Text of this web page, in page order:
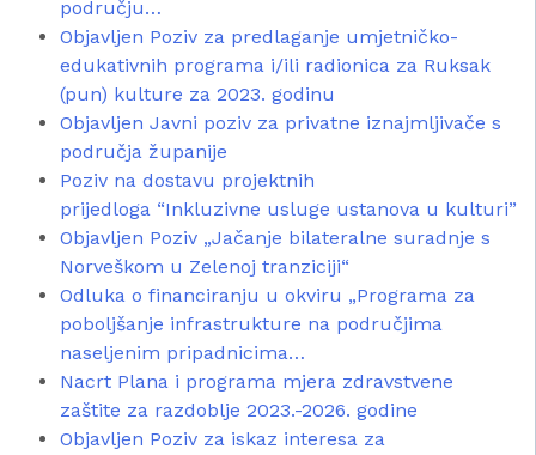
području…
Objavljen Poziv za predlaganje umjetničko-
edukativnih programa i/ili radionica za Ruksak
(pun) kulture za 2023. godinu
Objavljen Javni poziv za privatne iznajmljivače s
područja županije
Poziv na dostavu projektnih
prijedloga “Inkluzivne usluge ustanova u kulturi”
Objavljen Poziv „Jačanje bilateralne suradnje s
Norveškom u Zelenoj tranziciji“
Odluka o financiranju u okviru „Programa za
poboljšanje infrastrukture na područjima
naseljenim pripadnicima…
Nacrt Plana i programa mjera zdravstvene
zaštite za razdoblje 2023.-2026. godine
Objavljen Poziv za iskaz interesa za